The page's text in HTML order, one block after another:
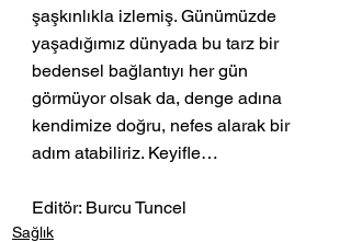
şaşkınlıkla izlemiş. Günümüzde
yaşadığımız dünyada bu tarz bir
bedensel bağlantıyı her gün
görmüyor olsak da, denge adına
kendimize doğru, nefes alarak bir
adım atabiliriz. Keyifle…
Editör: Burcu Tuncel
Sağlık